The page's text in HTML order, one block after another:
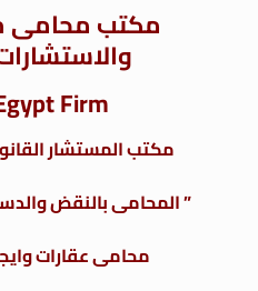
مكتب محامى
Firm
مكتب المستشار
” المحامى بالنقض
محامى عقارات